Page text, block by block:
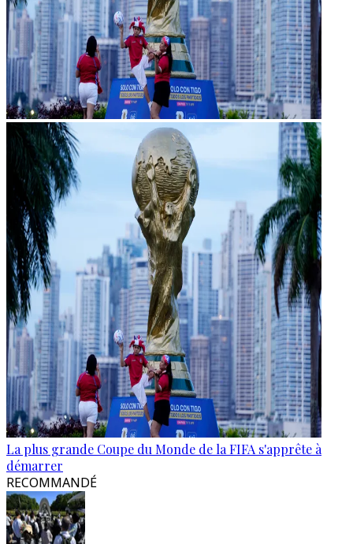
La plus grande Coupe du Monde de la FIFA s'apprête à
démarrer
RECOMMANDÉ